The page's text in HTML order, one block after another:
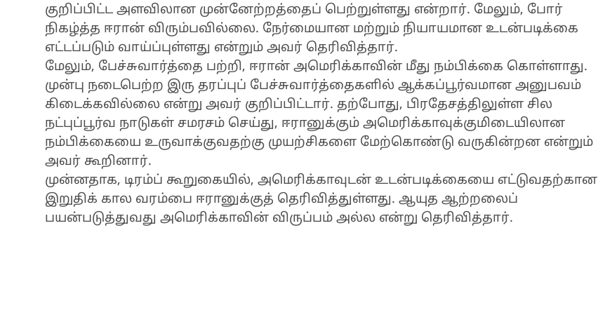
குறிப்பிட்ட அளவிலான முன்னேற்றத்தைப் பெற்றுள்ளது என்றார். மேலும், போர்
நிகழ்த்த ஈரான் விரும்பவில்லை. நேர்மையான மற்றும் நியாயமான உடன்படிக்கை
எட்டப்படும் வாய்ப்புள்ளது என்றும் அவர் தெரிவித்தார்.
மேலும், பேச்சுவார்த்தை பற்றி, ஈரான் அமெரிக்காவின் மீது நம்பிக்கை கொள்ளாது.
முன்பு நடைபெற்ற இரு தரப்புப் பேச்சுவார்த்தைகளில் ஆக்கப்பூர்வமான அனுபவம்
கிடைக்கவில்லை என்று அவர் குறிப்பிட்டார். தற்போது, பிரதேசத்திலுள்ள சில
நட்புப்பூர்வ நாடுகள் சமரசம் செய்து, ஈரானுக்கும் அமெரிக்காவுக்குமிடையிலான
நம்பிக்கையை உருவாக்குவதற்கு முயற்சிகளை மேற்கொண்டு வருகின்றன என்றும்
அவர் கூறினார்.
முன்னதாக, டிரம்ப் கூறுகையில், அமெரிக்காவுடன் உடன்படிக்கையை எட்டுவதற்கான
இறுதிக் கால வரம்பை ஈரானுக்குத் தெரிவித்துள்ளது. ஆயுத ஆற்றலைப்
பயன்படுத்துவது அமெரிக்காவின் விருப்பம் அல்ல என்று தெரிவித்தார்.